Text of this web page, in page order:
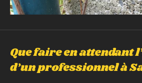
Que faire en attendant
d’un professionnel à